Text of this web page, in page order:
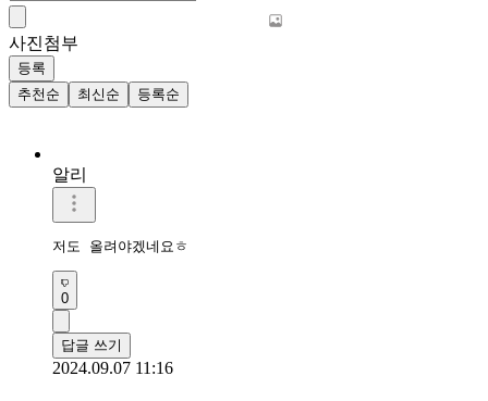
사진첨부
등록
추천순
최신순 등록순
알리
저도 올려야겠네요ㅎ
0
답글 쓰기
2024.09.07 11:16